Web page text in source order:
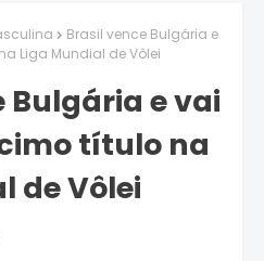
Brasil vence Bulgária e
Liga Mundial de Vôlei
Bulgária e vai
título na
de Vôlei